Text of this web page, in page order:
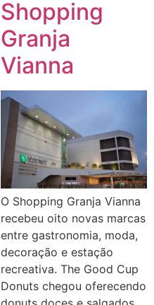
Shopping
Granja
Vianna
O Shopping Granja Vianna
recebeu oito novas marcas
entre gastronomia, moda,
decoração e estação
recreativa. The Good Cup
Donuts chegou oferecendo